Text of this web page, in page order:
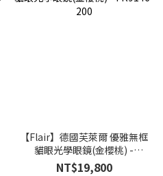
【Flair】德國芙萊爾 優雅無框
貓眼光學眼鏡(金櫻桃) -
FR9146-200
NT$19,800